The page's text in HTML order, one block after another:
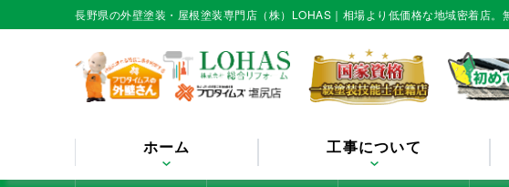
長野県の外壁塗装・屋根塗装専門店（株）LOHAS｜相場より低価格な地域密着店
ホーム 工事について